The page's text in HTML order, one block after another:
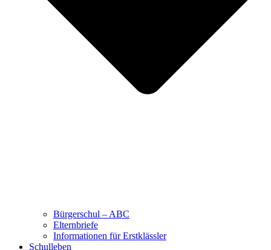
Bürgerschul – ABC
Elternbriefe
Informationen für Erstklässler
Schulleben